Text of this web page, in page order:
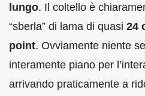
lungo. Il coltello è
“sberla” di lama di quasi 24
point. Ovviamente niente
interamente piano per
arrivando praticamente a